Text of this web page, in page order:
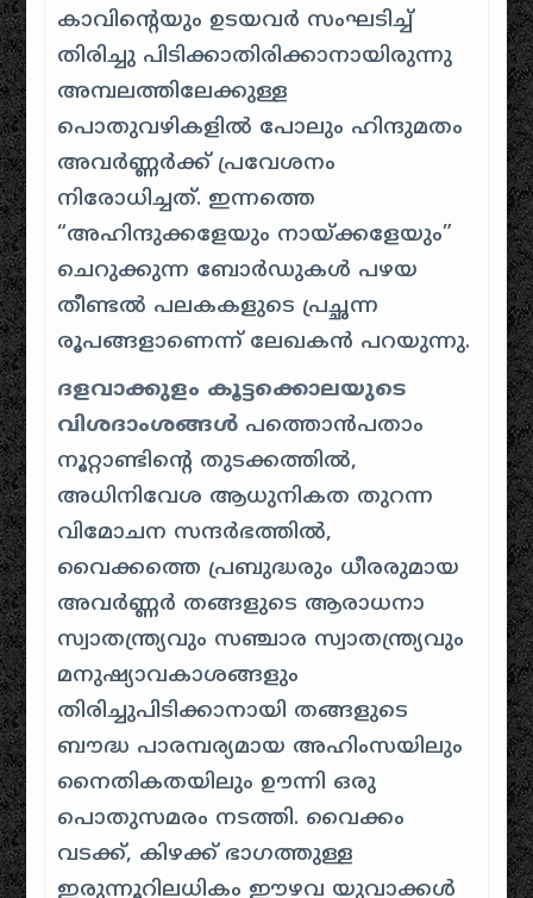
കാവിന്റെയും ഉടയവർ സംഘടിച്ച്
തിരിച്ചു പിടിക്കാതിരിക്കാനായിരുന്നു
അമ്പലത്തിലേക്കുള്ള
പൊതുവഴികളിൽ പോലും ഹിന്ദുമതം
അവർണ്ണർക്ക് പ്രവേശനം
നിരോധിച്ചത്. ഇന്നത്തെ
“അഹിന്ദുക്കളേയും നായ്ക്കളേയും”
ചെറുക്കുന്ന ബോർഡുകൾ പഴയ
തീണ്ടൽ പലകകളുടെ പ്രച്ഛന്ന
രൂപങ്ങളാണെന്ന് ലേഖകൻ പറയുന്നു.
ദളവാക്കുളം കൂട്ടക്കൊലയുടെ
വിശദാംശങ്ങൾ പത്തൊൻപതാം
നൂറ്റാണ്ടിന്റെ തുടക്കത്തിൽ,
അധിനിവേശ ആധുനികത തുറന്ന
വിമോചന സന്ദർഭത്തിൽ,
വൈക്കത്തെ പ്രബുദ്ധരും ധീരരുമായ
അവർണ്ണർ തങ്ങളുടെ ആരാധനാ
സ്വാതന്ത്ര്യവും സഞ്ചാര സ്വാതന്ത്ര്യവും
മനുഷ്യാവകാശങ്ങളും
തിരിച്ചുപിടിക്കാനായി തങ്ങളുടെ
ബൗദ്ധ പാരമ്പര്യമായ അഹിംസയിലും
നൈതികതയിലും ഊന്നി ഒരു
പൊതുസമരം നടത്തി. വൈക്കം
വടക്ക്, കിഴക്ക് ഭാഗത്തുള്ള
ഇരുന്നൂറിലധികം ഈഴവ യുവാക്കൾ